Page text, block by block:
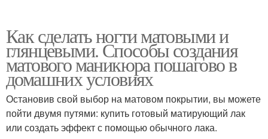
Как сделать ногти матовыми и
глянцевыми. Способы создания
матового маникюра пошагово в
домашних условиях
Остановив свой выбор на матовом покрытии, вы можете
пойти двумя путями: купить готовый матирующий лак
или создать эффект с помощью обычного лака.